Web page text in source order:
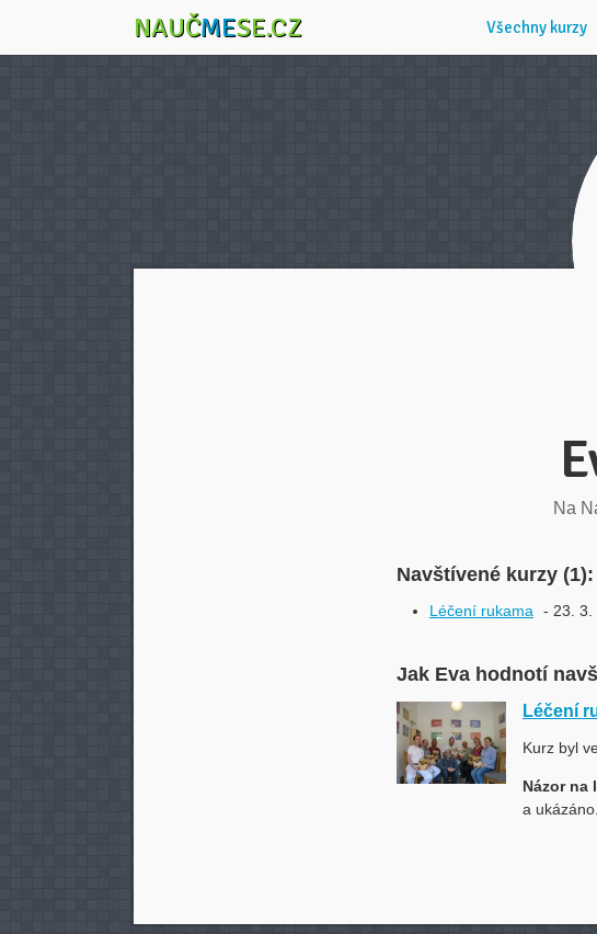
NAUČMESE.CZ Všechny kurzy
Na
Navštívené kurzy (1):
Léčení rukama - 23. 3.
Jak Eva hodnotí
Léčení
Kurz byl
Názor na
a ukázáno.